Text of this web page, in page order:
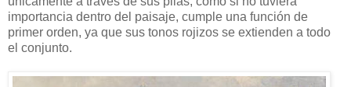
importancia dentro del paisaje, cumple una función de
primer orden, ya que sus tonos rojizos se extienden a todo
el conjunto.